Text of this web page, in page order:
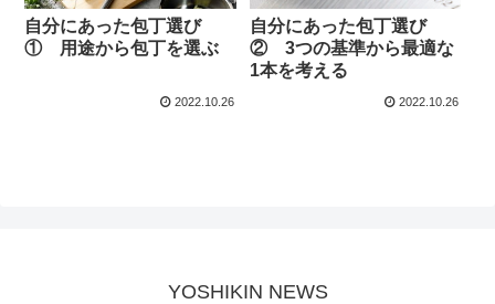
自分にあった包丁選び
① 用途から包丁を選ぶ
2022.10.26
自分にあった包丁選び
② 3つの基準から最適な
1本を考える
2022.10.26
YOSHIKIN NEWS